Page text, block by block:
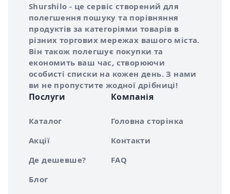
Про сервіс Shurshilo
Shurshilo - це сервіс створений для
полегшення пошуку та порівняння
продуктів за категоріями товарів в
різних торгових мережах вашого міста.
Він також полегшує покупки та
економить ваш час, створюючи
особисті списки на кожен день. З нами
ви не пропустите жодної дрібниці!
Послуги
Каталог
Акції
Де дешевше?
Блог
Компанія
Головна сторінка
Контакти
FAQ